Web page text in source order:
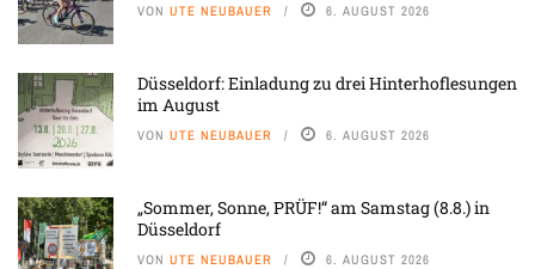
VON UTE NEUBAUER 6. AUGUST 2026
Düsseldorf: Einladung zu drei Hinterhoflesungen
im August
VON UTE NEUBAUER 6. AUGUST 2026
„Sommer, Sonne, PRÜF!“ am Samstag (8.8.) in
Düsseldorf
VON UTE NEUBAUER 6. AUGUST 2026